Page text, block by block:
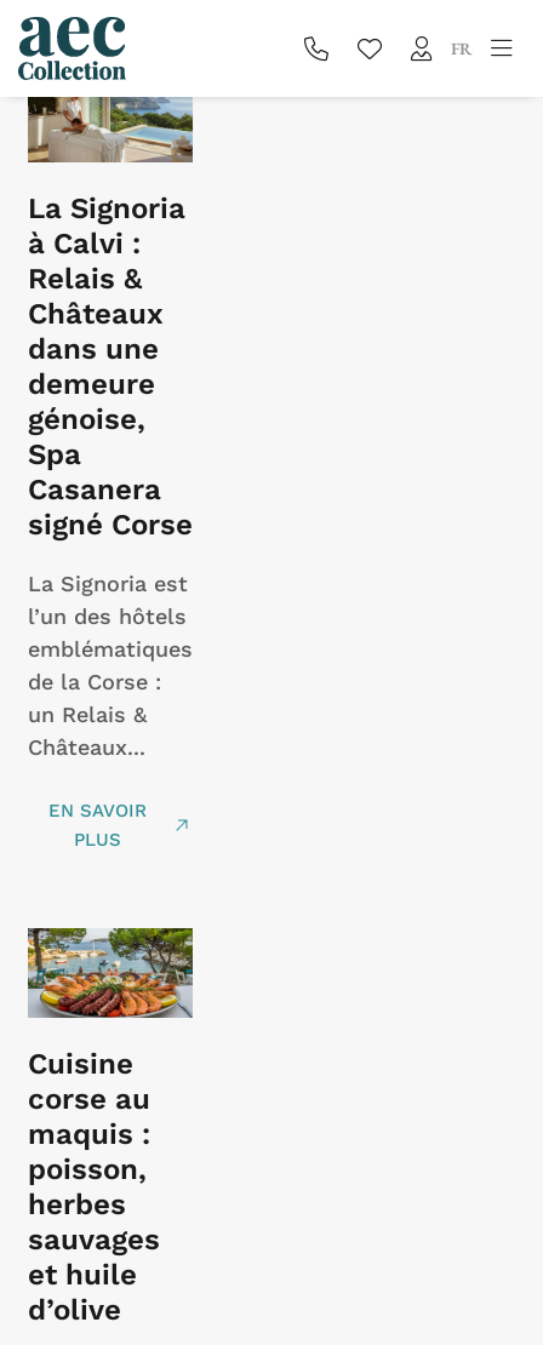
FR
Blog
La Signoria
à Calvi :
Relais &
Châteaux
dans une
demeure
génoise,
Spa
Casanera
signé Corse
La Signoria est
l’un des hôtels
emblématiques
de la Corse :
un Relais &
Châteaux...
EN SAVOIR
PLUS
Cuisine
corse au
maquis :
poisson,
herbes
sauvages
et huile
d’olive